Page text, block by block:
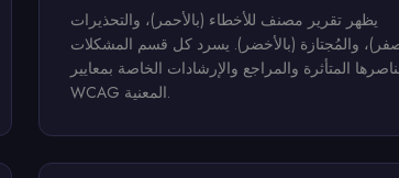
يظهر تقرير مصنف للأخطاء (بالأحمر)، والتحذيرات
والمُجتازة (بالأخضر). يسرد كل قسم المشكلات
المتأثرة والمراجع والإرشادات الخاصة بمعايير
WCAG المعنية.